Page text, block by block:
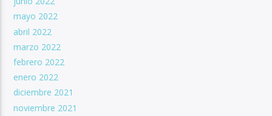
mayo 2022
abril 2022
marzo 2022
febrero 2022
enero 2022
diciembre 2021
noviembre 2021